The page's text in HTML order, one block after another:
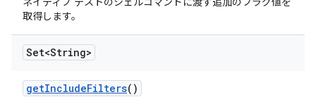
取得します。
Set<String>
getIncludeFilters()